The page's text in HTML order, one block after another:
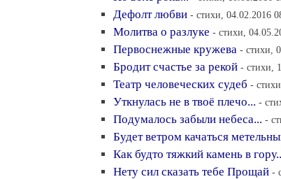
Дефолт любви - стихи, 04.02.2016
Молитва о разлуке - стихи,
Первоснежные кружева - стихи,
Бродит счастье за рекой - стихи,
Театр человеческих судеб -
Уткнулась не в твоё плечо... -
Подумалось забыли небеса... -
Будет ветром качаться
Как будто тяжкий камень в
Нету сил сказать тебе Прощай -